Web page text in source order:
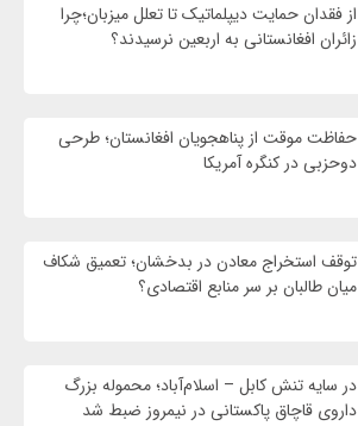
از فقدان حمایت دیپلماتیک تا تعلل میزبان؛چرا
زائران افغانستانی به اربعین نرسیدند؟
حفاظت موقت از پناهجویان افغانستان؛ طرحی
دوحزبی در کنگره آمریکا
توقف استخراج معادن در بدخشان؛ تعمیق شکاف
میان طالبان بر سر منابع اقتصادی؟
در سایه تنش کابل – اسلام‌آباد؛ محموله بزرگ
داروی قاچاق پاکستانی در نیمروز ضبط شد